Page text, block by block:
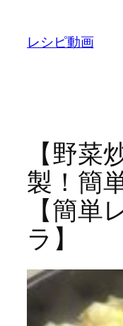
レシピ動画
【野菜
製！簡
【簡単
ラ】